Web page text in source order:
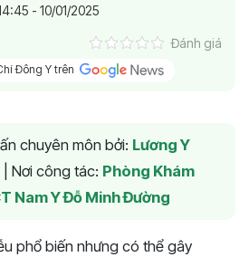
- 10/01/2025
Đánh giá
Đông Y trên
chuyên môn bởi: Lương Y
Nơi công tác: Phòng Khám
Nam Y Đỗ Minh Đường
phổ biến nhưng có thể gây